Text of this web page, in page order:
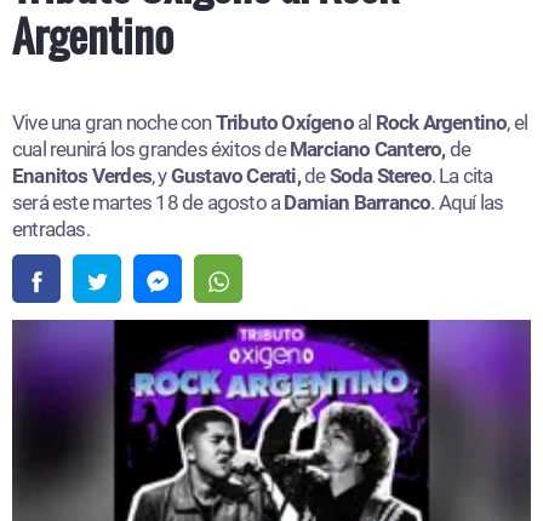
Argentino
Vive una gran noche conTributo Oxígenoal Rock Argentino, el
cual reunirá los grandes éxitos deMarciano Cantero,de
Enanitos Verdes, yGustavo Cerati,deSoda Stereo. La cita
será este martes 18 de agosto a Damian Barranco. Aquí las
entradas.​